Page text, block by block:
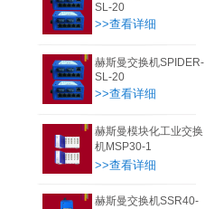
SL-20
>>查看详细
赫斯曼交换机SPIDER-
SL-20
>>查看详细
赫斯曼模块化工业交换
机MSP30-1
>>查看详细
赫斯曼交换机SSR40-